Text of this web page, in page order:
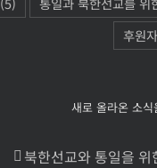
후원자
새로 올라온 소
북한선교와 통일을